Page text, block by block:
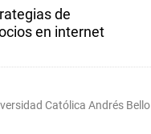
de
en internet
Católica Andrés Bello